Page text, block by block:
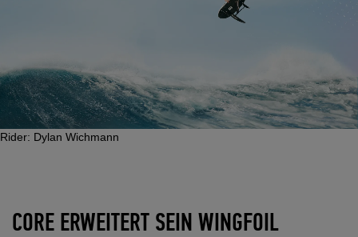
Rider: Dylan Wichmann
CORE ERWEITERT SEIN WINGFOIL